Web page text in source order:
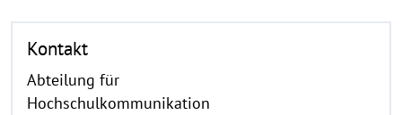
Kontakt
Abteilung für
Hochschulkommunikation